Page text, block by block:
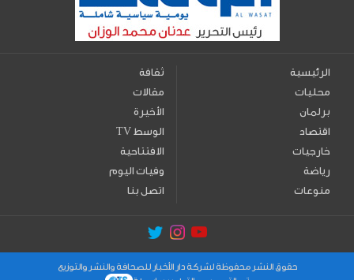
الرئيسية
محليات
برلمان
اقتصاد
خارجيات
رياضة
منوعات
ثقافة
مقالات
الأخيرة
TV الوسط
الافتتاحية
وفيات اليوم
اتصل بنا
حقوق النشر محفوظة لشركة دار الأخبار للصحافة والنشر والتوزيع